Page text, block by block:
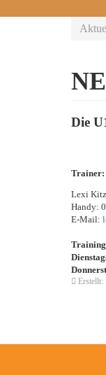
Die
E-Mail:
Erstellt: